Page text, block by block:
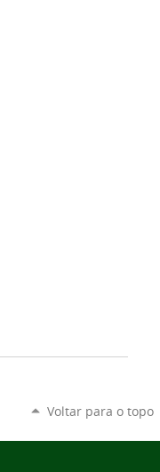
Voltar para o topo